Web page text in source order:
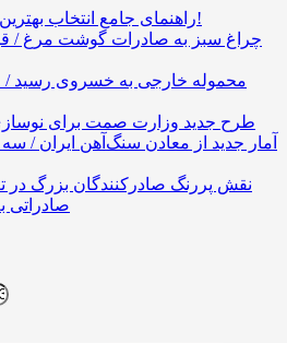
راهنمای جامع انتخاب بهترین آموزشگاه تیزهوشان!
چراغ سبز به صادرات گوشت مرغ /
محموله خارجی به خسروی رسید /
طرح جدید وزارت صمت برای
آمار جدید از معادن سنگ‌آهن ایران / سه
نقش پررنگ صادرکنندگان بزرگ در
صادراتی